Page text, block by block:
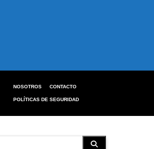
NOSOTROS CONTACTO
POLÍTICAS DE SEGURIDAD